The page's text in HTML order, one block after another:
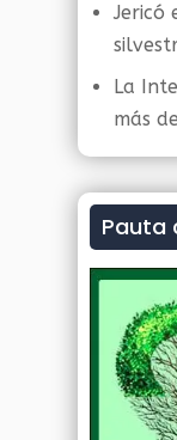
Jericó
La
más
Pauta